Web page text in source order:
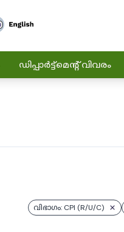
ഡിപ്പാർട്ട്മെന്റ് വിവരം
വിഭാഗം: CPI (R/U/C)